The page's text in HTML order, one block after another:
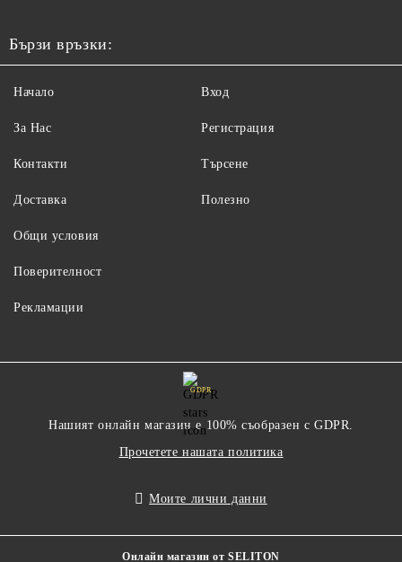
Бързи връзки:
Начало
За Нас
Контакти
Доставка
Вход
Регистрация
Търсене
Полезно
Общи условия
Поверителност
Рекламации
GDPR
Нашият онлайн магазин е 100% съобразен с GDPR.
Прочетете нашата политика
Моите лични данни
Онлайн магазин от SELITON